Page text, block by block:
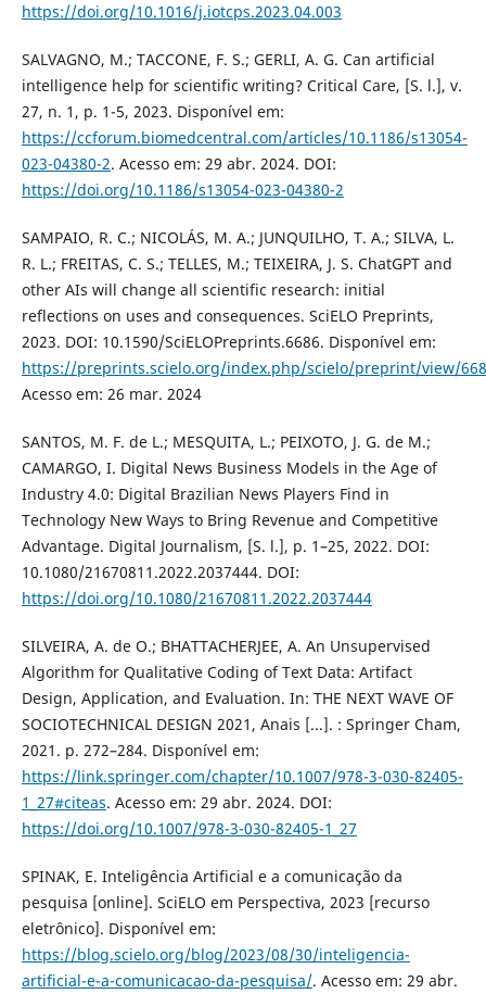
https://doi.org/10.1016/j.iotcps.2023.04.003
SALVAGNO, M.; TACCONE, F. S.; GERLI, A. G. Can artificial
intelligence help for scientific writing? Critical Care, [S. l.], v.
27, n. 1, p. 1-5, 2023. Disponível em:
https://ccforum.biomedcentral.com/articles/10.1186/s13054-
023-04380-2. Acesso em: 29 abr. 2024. DOI:
https://doi.org/10.1186/s13054-023-04380-2
SAMPAIO, R. C.; NICOLÁS, M. A.; JUNQUILHO, T. A.; SILVA, L.
R. L.; FREITAS, C. S.; TELLES, M.; TEIXEIRA, J. S. ChatGPT and
other AIs will change all scientific research: initial
reflections on uses and consequences. SciELO Preprints,
2023. DOI: 10.1590/SciELOPreprints.6686. Disponível em:
https://preprints.scielo.org/index.php/scielo/preprint/view/
Acesso em: 26 mar. 2024
SANTOS, M. F. de L.; MESQUITA, L.; PEIXOTO, J. G. de M.;
CAMARGO, I. Digital News Business Models in the Age of
Industry 4.0: Digital Brazilian News Players Find in
Technology New Ways to Bring Revenue and Competitive
Advantage. Digital Journalism, [S. l.], p. 1–25, 2022. DOI:
10.1080/21670811.2022.2037444. DOI:
https://doi.org/10.1080/21670811.2022.2037444
SILVEIRA, A. de O.; BHATTACHERJEE, A. An Unsupervised
Algorithm for Qualitative Coding of Text Data: Artifact
Design, Application, and Evaluation. In: THE NEXT WAVE OF
SOCIOTECHNICAL DESIGN 2021, Anais [...]. : Springer Cham,
2021. p. 272–284. Disponível em:
https://link.springer.com/chapter/10.1007/978-3-030-82405-
1_27#citeas. Acesso em: 29 abr. 2024. DOI:
https://doi.org/10.1007/978-3-030-82405-1_27
SPINAK, E. Inteligência Artificial e a comunicação da
pesquisa [online]. SciELO em Perspectiva, 2023 [recurso
eletrônico]. Disponível em:
https://blog.scielo.org/blog/2023/08/30/inteligencia-
artificial-e-a-comunicacao-da-pesquisa/. Acesso em: 29 abr.